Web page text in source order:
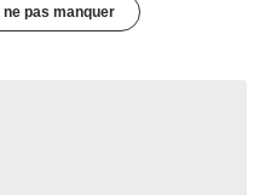
pas manquer